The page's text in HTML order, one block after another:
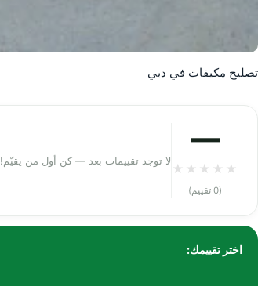
تصليح مكيفات في دبي
—
★
★
★
★
★
(0 تقييم)
لا توجد تقييمات بعد — كن أول من يقيّم!
اختر تقييمك: